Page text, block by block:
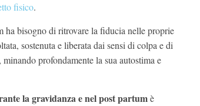
fisico.
ha bisogno di ritrovare la fiducia nelle proprie
sostenuta e liberata dai sensi di colpa e di
profondamente la sua autostima e
la gravidanza e nel post partumè